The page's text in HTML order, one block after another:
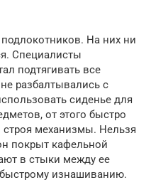
На них ни
Специалисты
подтягивать все
разбалтывались с
сиденье для
от этого быстро
строя механизмы. Нельзя
покрыт кафельной
в стыки между ее
изнашиванию.